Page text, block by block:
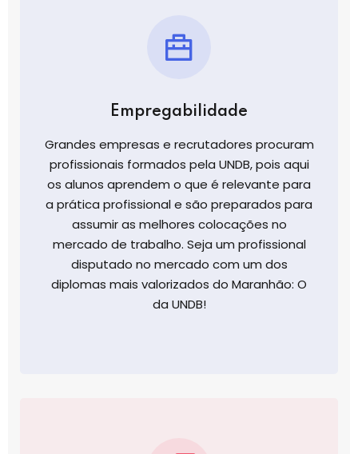
Empregabilidade
Grandes empresas e recrutadores procuram
profissionais formados pela UNDB, pois aqui
os alunos aprendem o que é relevante para
a prática profissional e são preparados para
assumir as melhores colocações no
mercado de trabalho. Seja um profissional
disputado no mercado com um dos
diplomas mais valorizados do Maranhão: O
da UNDB!